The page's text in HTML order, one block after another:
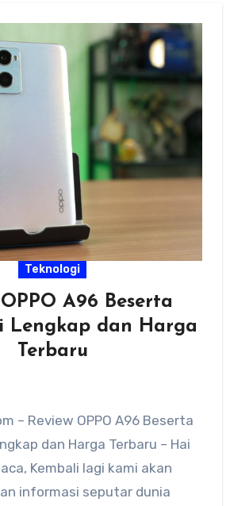
Teknologi
OPPO A96 Beserta
Lengkap dan Harga
Terbaru
– Review OPPO A96 Beserta
dan Harga Terbaru – Hai
Kembali lagi kami akan
informasi seputar dunia